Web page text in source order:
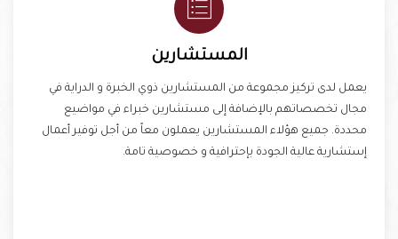
المستشارين
يعمل لدى تركيز مجموعة من المستشارين ذوي الخبرة و الدراية في
مجال تخصصاتهم بالإضافة إلى مستشارين خبراء في مواضيع
محددة. جميع هؤلاء المستشارين يعملون معاً من أجل توفير أعمال
إستشارية عالية الجودة بإحترافية و خصوصية تامة.